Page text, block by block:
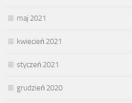
maj 2021
kwiecień 2021
styczeń 2021
grudzień 2020